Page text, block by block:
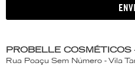
PROBELLE COSMÉTICOS
Rua Poaçu Sem Número - Vila